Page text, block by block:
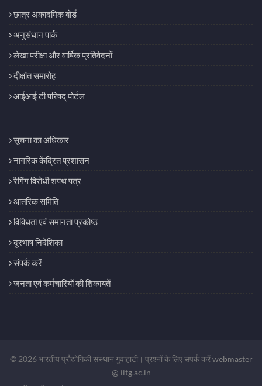
छात्र अकादमिक बोर्ड
अनुसंधान पार्क
लेखा परीक्षा और वार्षिक प्रतिवेदनों
दीक्षांत समारोह
आईआई टी परिषद् पोर्टल
सूचना का अधिकार
नागरिक केंद्रित प्रशासन
रैगिंग विरोधी शपथ पत्र
आंतरिक समिति
विविधता एवं समानता प्रकोष्ठ
दूरभाष निदेशिका
संपर्क करें
जनता एवं कर्मचारियों की शिकायतें
© 2026 भारतीय प्रौद्योगिकी संस्थान गुवाहाटी। प्रश्नों के लिए संपर्क करेंwebmaster
@ iitg.ac.in